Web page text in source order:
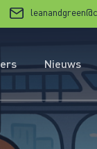
Nieuws